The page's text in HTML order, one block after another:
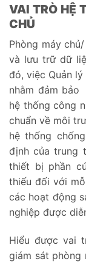
VAI TRÒ HỆ
CHỦ
Phòng máy
và lưu trữ dữ
đó, việc Quản
nhằm đảm
hệ thống công
chuẩn về môi
hệ thống
định của trung
thiết bị phần
thiếu đối với
các hoạt động
nghiệp được
Hiểu được vai
giám sát phòng